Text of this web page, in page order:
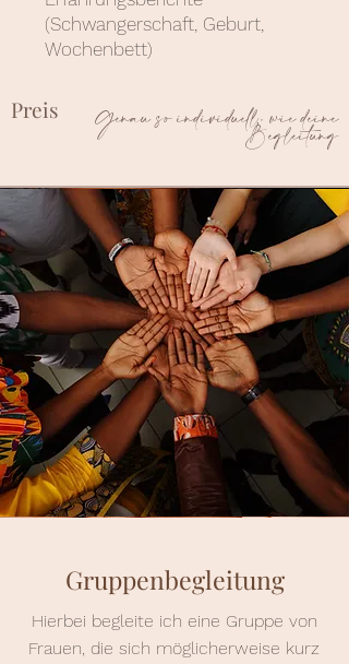
(Schwangerschaft, Geburt,
Wochenbett)
Preis Genau so individuell, wie deine
Begleitung
Gruppenbegleitung
Hierbei begleite ich eine Gruppe von
Frauen, die sich möglicherweise kurz